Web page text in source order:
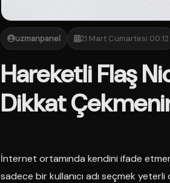
uzmanpanel 21 Mart Cumartesi 00:12
Hareketli Flaş
Dikkat
İnternet ortamında kendini ifade
sadece bir kullanıcı adı seçmek